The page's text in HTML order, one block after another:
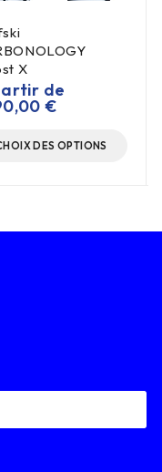
X
de
€
DES OPTIONS